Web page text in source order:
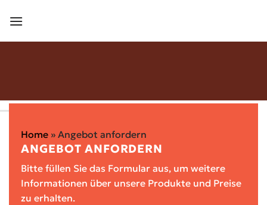
Inhalt
✓ 100 % zertifiziert
✓ Direktlieferung
✓ Qualitätsgarantie
✓ Breites
Produktsortiment
Home » Angebot anfordern
ANGEBOT ANFORDERN
Bitte füllen Sie das Formular aus, um weitere
Informationen über unsere Produkte und Preise
zu erhalten.